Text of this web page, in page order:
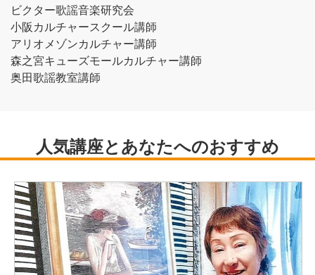
ビクター歌謡音楽研究会
小阪カルチャースクール講師
アリオメゾンカルチャー講師
森之宮キューズモールカルチャー講師
奥田歌謡教室講師